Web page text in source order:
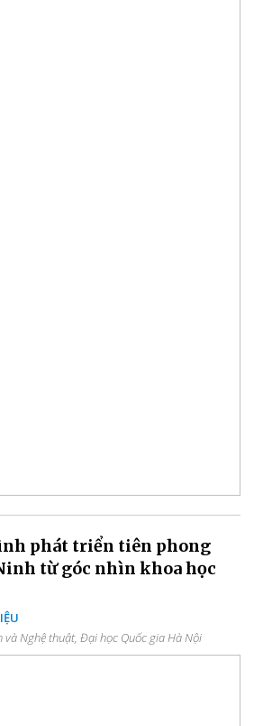
phát triển tiên phong
từ góc nhìn khoa học
và Nghệ thuật, Đại học Quốc gia Hà Nội